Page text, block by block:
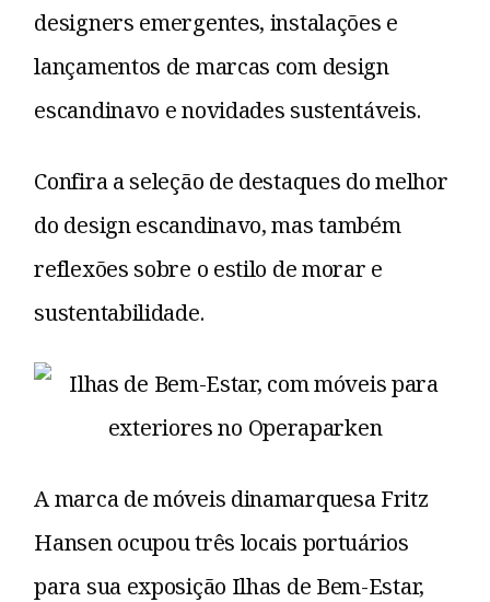
designers emergentes, instalações e
lançamentos de marcas com design
escandinavo e novidades sustentáveis.
Confira a seleção de destaques do melhor
do design escandinavo, mas também
reflexões sobre o estilo de morar e
sustentabilidade.
A marca de móveis dinamarquesa Fritz
Hansen ocupou três locais portuários
para sua exposição Ilhas de Bem-Estar,